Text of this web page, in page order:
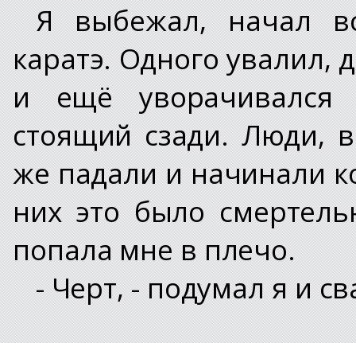
Я выбежал, начал
каратэ. Одного увалил,
и ещё уворачивался
стоящий сзади. Люди,
же падали и начинали
них это было
попала мне в плечо.
- Черт, - подумал я и